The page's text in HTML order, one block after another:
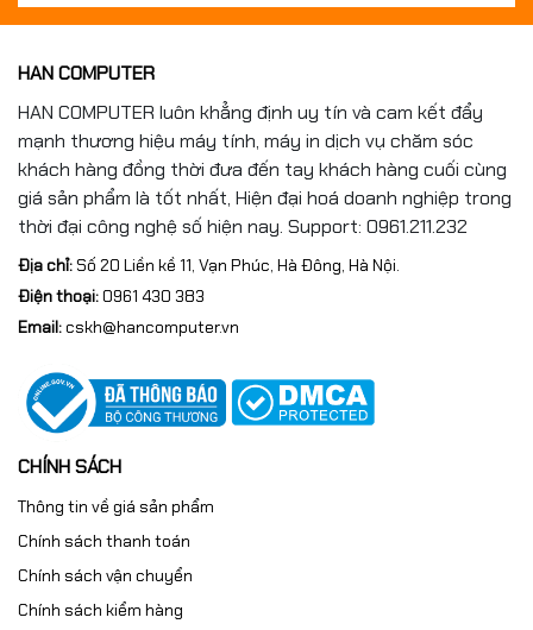
HAN COMPUTER
HAN COMPUTER luôn khẳng định uy tín và cam kết đẩy
mạnh thương hiệu máy tính, máy in dịch vụ chăm sóc
khách hàng đồng thời đưa đến tay khách hàng cuối cùng
giá sản phẩm là tốt nhất, Hiện đại hoá doanh nghiệp trong
thời đại công nghệ số hiện nay. Support: 0961.211.232
Địa chỉ:Số 20 Liền kề 11, Vạn Phúc, Hà Đông, Hà Nội.
Điện thoại:0961 430 383
Email:cskh@hancomputer.vn
CHÍNH SÁCH
Thông tin về giá sản phẩm
Chính sách thanh toán
Chính sách vận chuyển
Chính sách kiểm hàng